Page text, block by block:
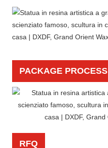
PACKAGE PROCESS
RFQ